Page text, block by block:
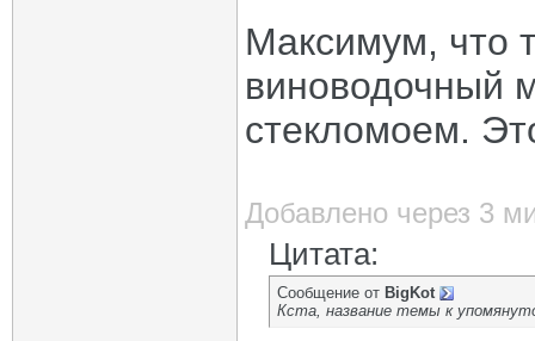
Максимум, что
виноводочный
стекломоем.
Добавлено через 3
Цитата:
Сообщение от BigKot
Кста, название темы к